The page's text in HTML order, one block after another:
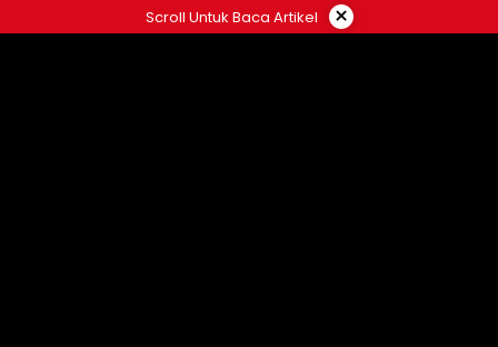
ke
Scroll Untuk Baca Artikel ×